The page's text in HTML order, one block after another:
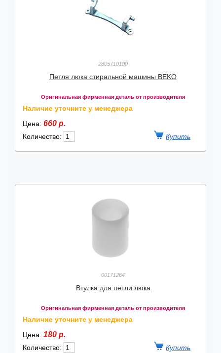
2805710100
Петля люка стиральной машины BEKO
Оригинальная фирменная деталь от производителя
Наличие уточните у менеджера
Цена: 660 р.
Количество:
00171264
Втулка для петли люка
Оригинальная фирменная деталь от производителя
Наличие уточните у менеджера
Цена: 180 р.
Количество: